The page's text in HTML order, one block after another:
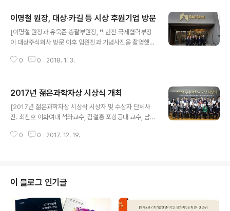
이명철 원장, 대상‧카길 등 시상 후원기업 방문
[이명철 원장과 유욱준 총괄부원장, 박현진 국제협력부장
이 대상주식회사 방문 이후 임원진과 기념사진을 촬영했
들이 대상주식회사와 카길애그리퓨리나 등 우리 한림원을
을 위해 한림원과 공동으로 ‘대상한림식품과학상’을 제정
하고 이후 지속적으로 후원중이며 2015년부터 윤정한 한
림대학교 교수, 서진교 서울대학교 교수, 유상렬 서울대학
또한 한림원과 공동으로 제정한 ‘카길한림생명과학상’에 3
0 0 2018. 1. 3.
2017년 젊은과학자상 시상식 개최
[2017년 젊은과학자상 시상식 시상자 및 수상자 단체사
진. 최진호 이화여대 석좌교수, 김철홍 포항공대 교수, 남기
안윤규 세종대 교수, 이명철 한림원장(좌측부터)] 우리 한
수(구조공학), 김철홍 포항공과대학교 교수(IT융합공학)
등을 선정하고 과학기술정보통신부가 지난 20일 국립과천
과학관에서 개최한 ‘2017년 우수과학자포상 통합시상
식’을 통해 상패와 상금을 전달했다. 안춘기 교수는 독창적
0 0 2017. 12. 19.
이 블로그 인기글